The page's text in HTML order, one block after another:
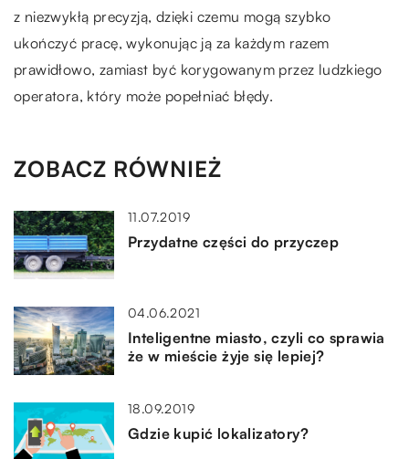
z niezwykłą precyzją, dzięki czemu mogą szybko
ukończyć pracę, wykonując ją za każdym razem
prawidłowo, zamiast być korygowanym przez ludzkiego
operatora, który może popełniać błędy.
ZOBACZ RÓWNIEŻ
11.07.2019
Przydatne części do przyczep
04.06.2021
Inteligentne miasto, czyli co sprawia
że w mieście żyje się lepiej?
18.09.2019
Gdzie kupić lokalizatory?